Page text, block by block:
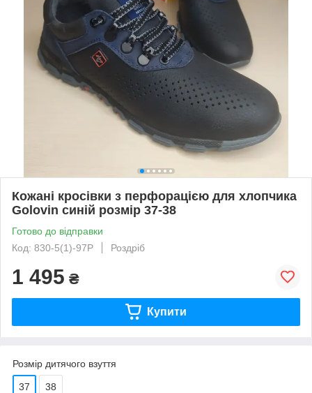
Кожані кросівки з перфорацією для хлопчика
Golovin синій розмір 37-38
Готово до відправки
Код: 830-5(1)-97Р
Роздріб
1 495 ₴
Купити
Розмір дитячого взуття
37 38